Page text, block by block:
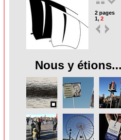
2 pages
1, 2
Nous y étions...